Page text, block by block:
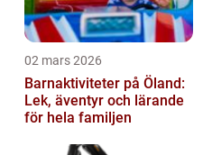
02 mars 2026
Barnaktiviteter på Öland:
Lek, äventyr och lärande
för hela familjen